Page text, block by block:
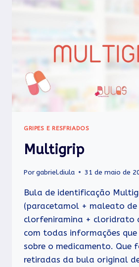
GRIPES E RESFRIADOS
Multigrip
Porgabriel.diula 31 de maio de
Bula de identificação
(paracetamol + maleato de
clorfeniramina + cloridrato
com todas informações que
sobre o medicamento. Que
retiradas da bula original